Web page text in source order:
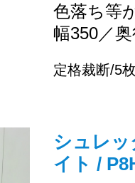
色落ち等
幅350／
定格裁断/5
シュレ
イト /